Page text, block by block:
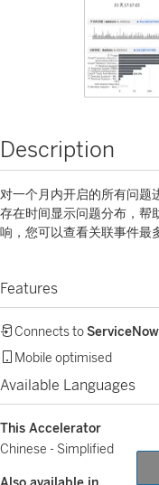
Description
对一个月内开启的所有问题
存在时间显示问题分布，帮
响，您可以查看关联事件最
Features
Connects to
Mobile optimised
Available Languages
This Accelerator
Chinese - Simplified